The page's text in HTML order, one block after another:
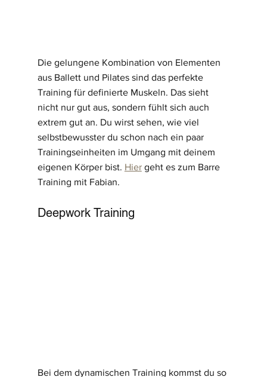
Die gelungene Kombination von Elementen
aus Ballett und Pilates sind das perfekte
Training für definierte Muskeln. Das sieht
nicht nur gut aus, sondern fühlt sich auch
extrem gut an. Du wirst sehen, wie viel
selbstbewusster du schon nach ein paar
Trainingseinheiten im Umgang mit deinem
eigenen Körper bist. Hier geht es zum Barre
Training mit Fabian.
Deepwork Training
Bei dem dynamischen Training kommst du so